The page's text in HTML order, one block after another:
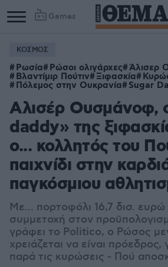
Games
ΚΟΣΜΟΣ
Ρωσία Ρώσοι ολιγάρχες Άλισερ
Βλαντίμιρ Πούτιν Ξιφασκία
Πόλεμος στην Ουκρανία Sugar
Αλισέρ Ουσμάνοφ,
daddy» της
ο... κολλητός του
παιχνίδι στην
παγκόσμιου
Με... πορτοφόλι 16,7 δισ. ευρώ
συμμετοχή στον
γράφει το Politico, ο Ρώσος
χρειάζεται να είναι πρόεδρος,
παρά τις κυρώσεις - Πού